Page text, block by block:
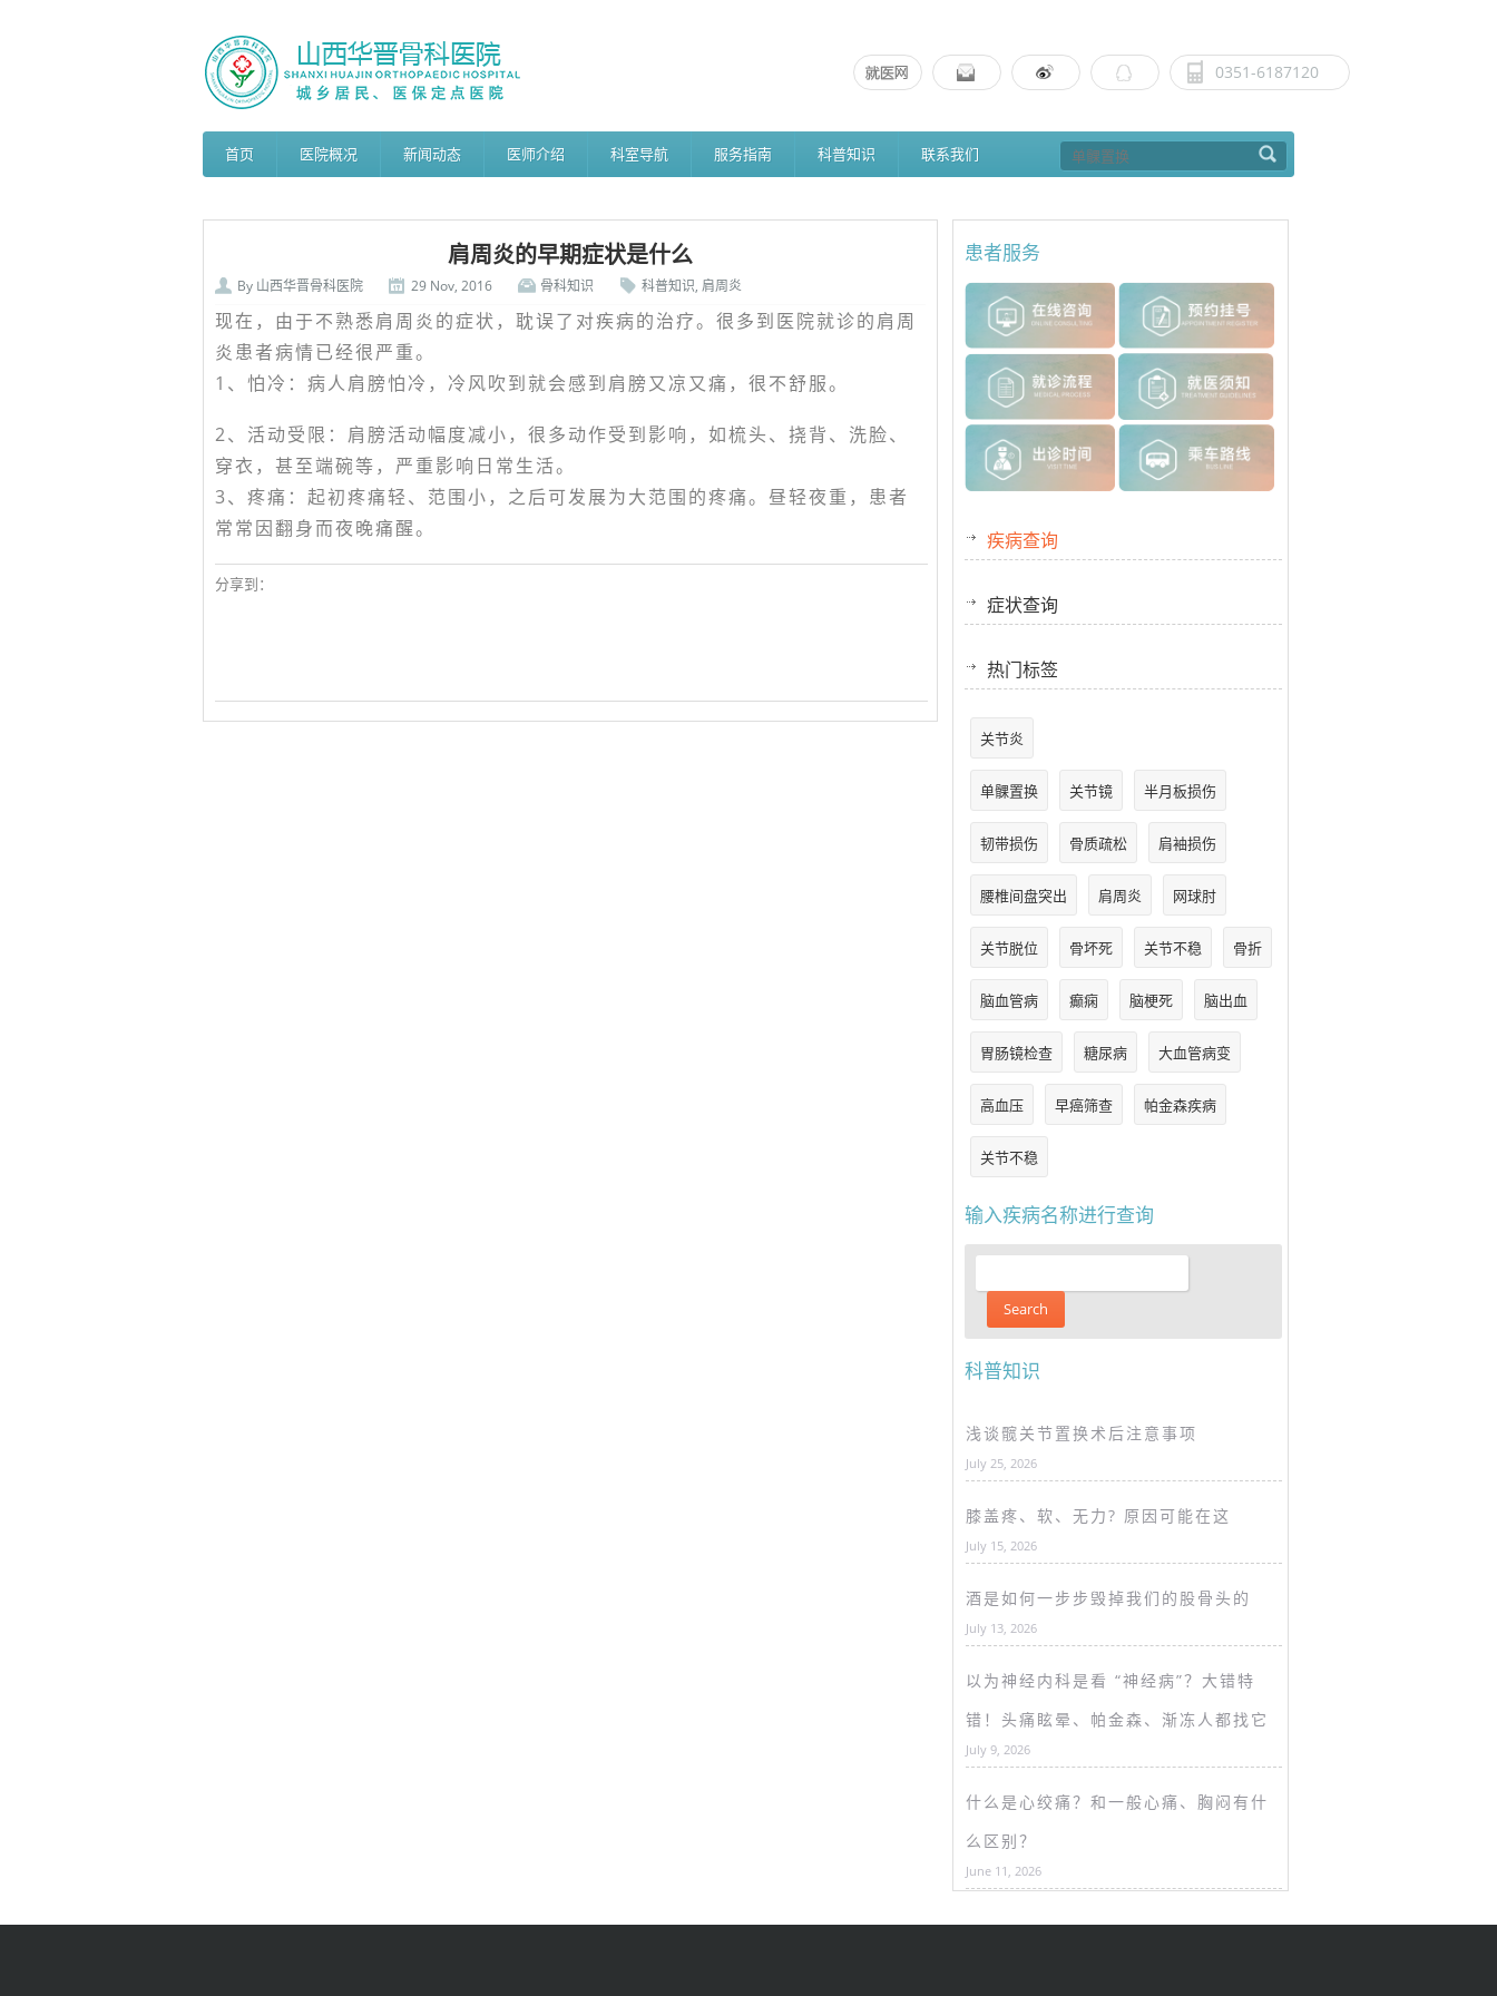
0351-6187120
首页 医院概况 新闻动态 医师介绍 科室导航 服务指南 科普知识 联系我们
肩周炎的早期症状是什么
By 山西华晋骨科医院 29 Nov, 2016 骨科知识 科普知识, 肩周炎
现在，由于不熟悉肩周炎的症状，耽误了对疾病的治疗。很多到医院就诊的肩周
炎患者病情已经很严重。
1、怕冷：病人肩膀怕冷，冷风吹到就会感到肩膀又凉又痛，很不舒服。
2、活动受限：肩膀活动幅度减小，很多动作受到影响，如梳头、挠背、洗脸、
穿衣，甚至端碗等，严重影响日常生活。
3、疼痛：起初疼痛轻、范围小，之后可发展为大范围的疼痛。昼轻夜重，患者
常常因翻身而夜晚痛醒。
分享到：
患者服务
疾病查询
症状查询
热门标签
关节炎
单髁置换 关节镜 半月板损伤
韧带损伤 骨质疏松 肩袖损伤
腰椎间盘突出 肩周炎 网球肘
关节脱位 骨坏死 关节不稳 骨折
脑血管病 癫痫 脑梗死 脑出血
胃肠镜检查 糖尿病 大血管病变
高血压 早癌筛查 帕金森疾病
关节不稳
输入疾病名称进行查询
科普知识
浅谈髋关节置换术后注意事项
July 25, 2026
膝盖疼、软、无力? 原因可能在这
July 15, 2026
酒是如何一步步毁掉我们的股骨头的
July 13, 2026
以为神经内科是看 “神经病”？大错特
错！头痛眩晕、帕金森、渐冻人都找它
July 9, 2026
什么是心绞痛？和一般心痛、胸闷有什
么区别？
June 11, 2026